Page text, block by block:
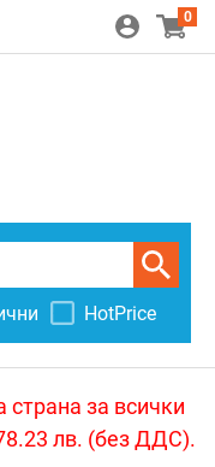
0
HotPrice
страна за всички
лв. (без ДДС).